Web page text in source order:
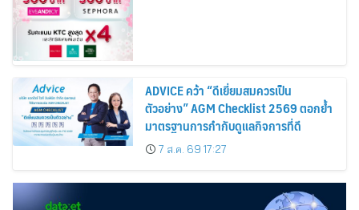
ADVICE คว้า “ดีเยี่ยมสมควรเป็น
ตัวอย่าง” AGM Checklist 2569 ตอกย้ำ
มาตรฐานการกำกับดูแลกิจการที่ดี
7 ส.ค. 69 17:27